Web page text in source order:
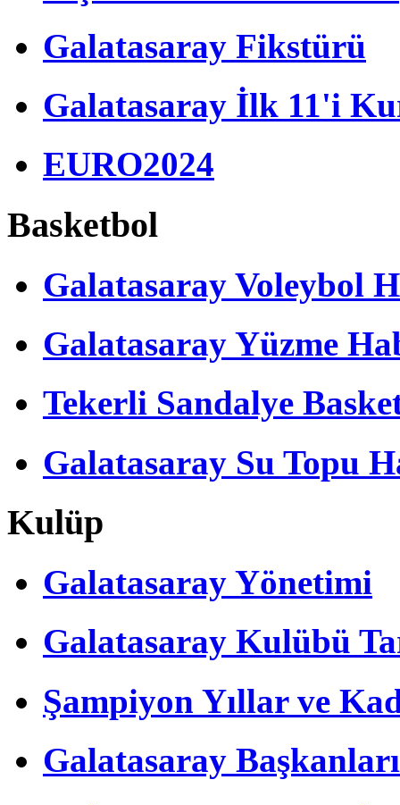
Galatasaray Fikstürü
Galatasaray İlk 11'i
EURO2024
Basketbol
Galatasaray Voleybol
Galatasaray Yüzme
Tekerli Sandalye
Galatasaray Su Topu
Kulüp
Galatasaray Yönetimi
Galatasaray Kulübü
Şampiyon Yıllar ve
Galatasaray Başkanları